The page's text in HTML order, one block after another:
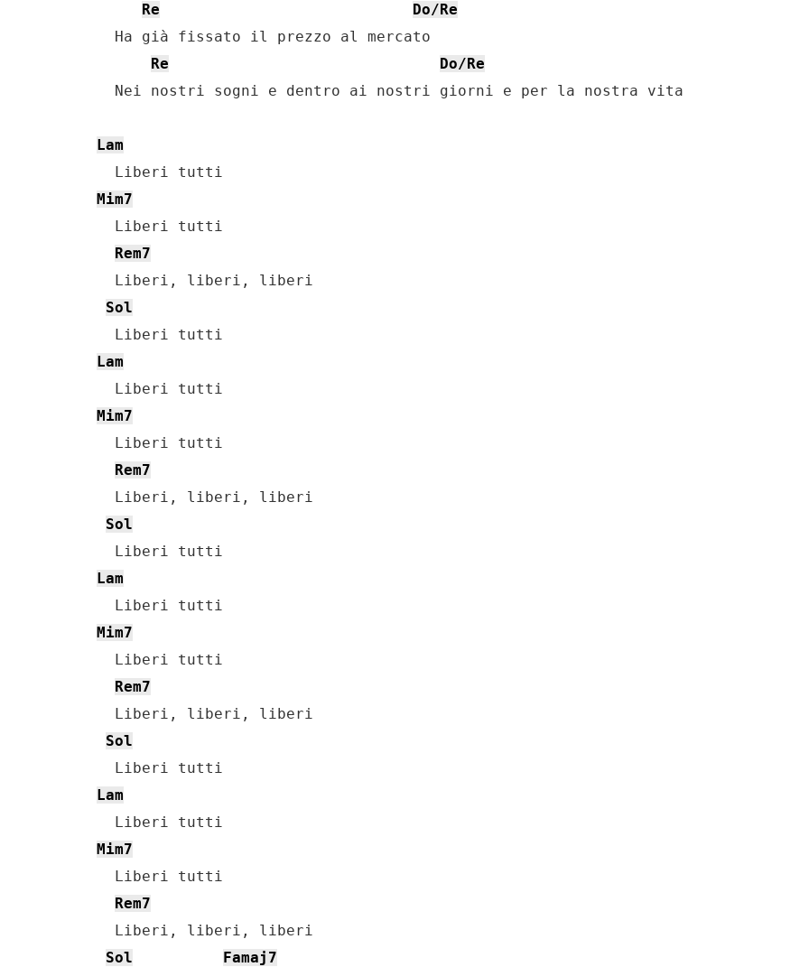
Re
Do/Re
    Ha già fissato il prezzo al mercato
Re
Do/Re
    Nei nostri sogni e dentro ai nostri giorni e per la nostra vita
Lam
    Liberi tutti
Mim7
    Liberi tutti
Rem7
    Liberi, liberi, liberi
Sol
    Liberi tutti
Lam
    Liberi tutti
Mim7
    Liberi tutti
Rem7
    Liberi, liberi, liberi
Sol
    Liberi tutti
Lam
    Liberi tutti
Mim7
    Liberi tutti
Rem7
    Liberi, liberi, liberi
Sol
    Liberi tutti
Lam
    Liberi tutti
Mim7
    Liberi tutti
Rem7
    Liberi, liberi, liberi
Sol
Famaj7